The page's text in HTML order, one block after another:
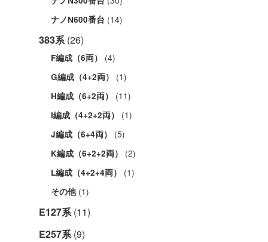
ナノN600番台 (14)
383系(26)
F編成（6両） (4)
G編成（4+2両） (1)
H編成（6+2両） (11)
I編成（4+2+2両） (1)
J編成（6+4両） (5)
K編成（6+2+2両） (2)
L編成（4+2+4両） (1)
その他(1)
E127系(11)
E257系(9)